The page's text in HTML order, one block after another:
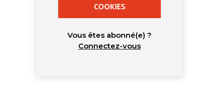
COOKIES
Vous êtes abonné(e) ?
Connectez-vous